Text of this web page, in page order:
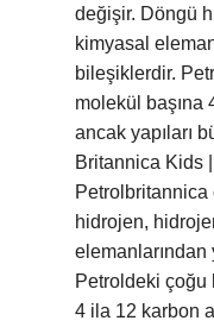
değişir. Döngü
kimyasal
bileşiklerdir.
molekül başına
ancak yapıları
Britannica Kids
Petrolbritannica
hidrojen,
elemanlarından
Petroldeki çoğu
4 ila 12 karbon